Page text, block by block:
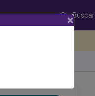
Buscar
×